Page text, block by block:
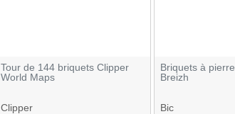
Tour de 144 briquets Clipper
World Maps
Clipper
Briquets à
Breizh
Bic